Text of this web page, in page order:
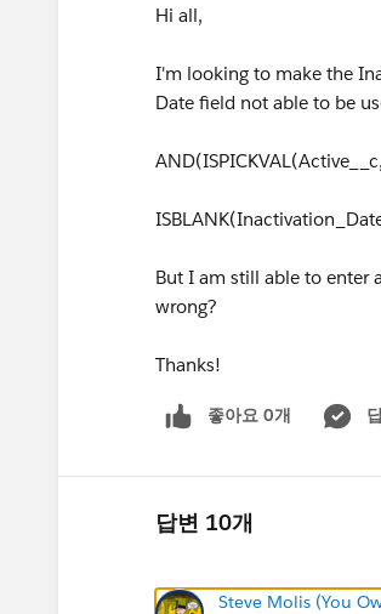
Hi all,
I'm looking to make the
Date field not able to be
But I am still able to enter
wrong?
Thanks!
좋아요 0개
답변 10개
Steve Molis (You